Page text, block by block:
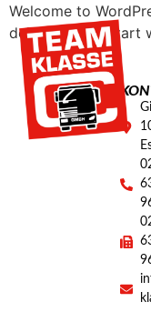
Welcome to
delete it, then start